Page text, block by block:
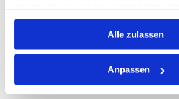
gesammelt haben.
Alle zulassen
Anpassen